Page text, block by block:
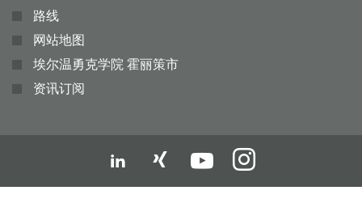
路线
网站地图
埃尔温勇克学院 霍丽策市
资讯订阅